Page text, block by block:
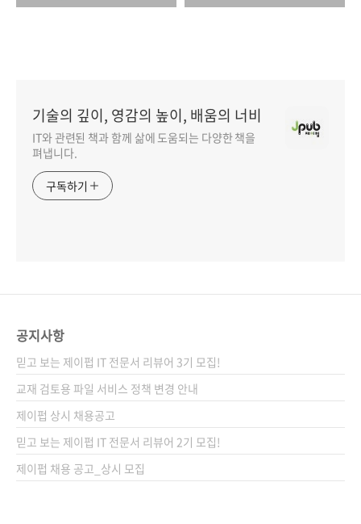
기술의 깊이, 영감의 높이, 배움의 너비
IT와 관련된 책과 함께 삶에 도움되는 다양한 책을
펴냅니다.
구독하기
공지사항
믿고 보는 제이펍 IT 전문서 리뷰어 3기 모집!
교재 검토용 파일 서비스 정책 변경 안내
제이펍 상시 채용공고
믿고 보는 제이펍 IT 전문서 리뷰어 2기 모집!
제이펍 채용 공고_상시 모집